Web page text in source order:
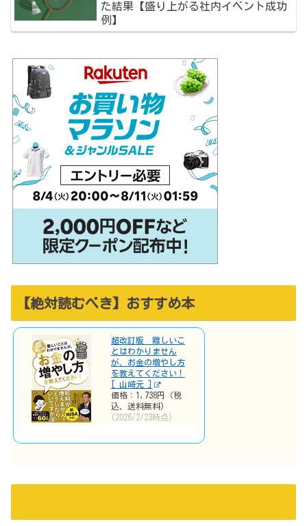
た結果【盛り上がる社内イベント成功
例】
【絶対読むべき】おすすめ本
超改訂版 難しいこ
とはわかりません
が、お金の増やし方
を教えてください！
[ 山崎元 ]
価格：1,738円（税
込、送料無料)
(2026/2/23時点)